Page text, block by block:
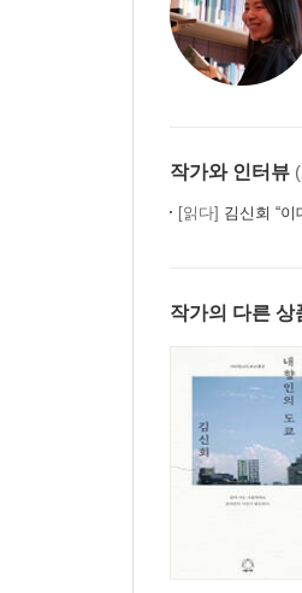
작가와 인터뷰
[읽다] 김신회 “
작가의 다른 상